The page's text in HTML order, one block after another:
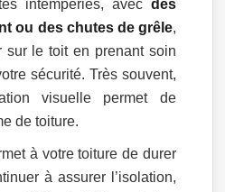
intempéries, avec des
ou des chutes de grêle,
sur le toit en prenant soin
sécurité. Très souvent,
visuelle permet de
de toiture.
à votre toiture de durer
à assurer l’isolation,